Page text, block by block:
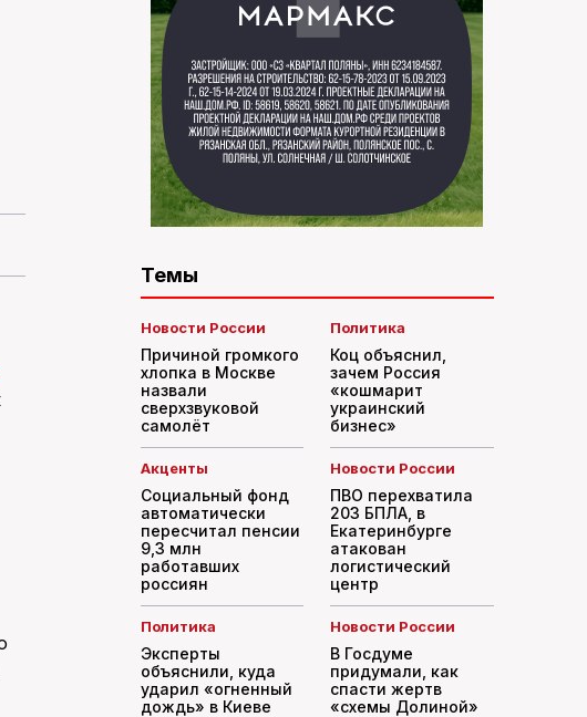
Темы
Новости России
Причиной громкого
хлопка в Москве
назвали
сверхзвуковой
самолёт
Политика
Коц объяснил,
зачем Россия
«кошмарит
украинский
бизнес»
Акценты
Социальный фонд
автоматически
пересчитал пенсии
9,3 млн
работавших
россиян
Новости России
ПВО перехватила
203 БПЛА, в
Екатеринбурге
атакован
логистический
центр
Политика
Эксперты
объяснили, куда
ударил «огненный
дождь» в Киеве
Новости России
В Госдуме
придумали, как
спасти жертв
«схемы Долиной»